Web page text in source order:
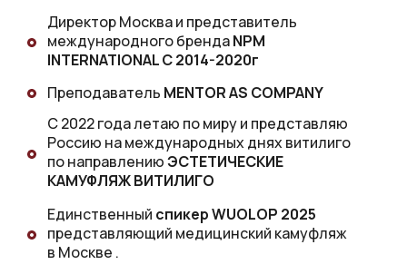
Единственный спикер WUOLOP 2025
представляющий медицинский камуфляж
в Москве .
С 2022 года летаю по миру и представляю
Россию на международных днях витилиго
по направлениюЭСТЕТИЧЕСКИЕ
КАМУФЛЯЖ ВИТИЛИГО
Преподаватель MENTOR AS COMPANY
Директор Москва и представитель
международного брендаNPM
INTERNATIONAL С 2014-2020г